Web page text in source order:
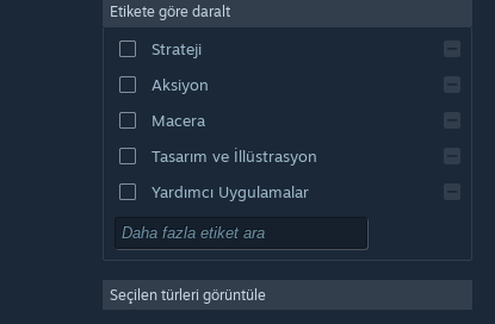
Etikete göre daralt
Strateji
Aksiyon
Macera
Tasarım ve İllüstrasyon
Yardımcı Uygulamalar
Oynaması Ücretsiz
Devasa Çok Oyunculu
Seçilen türleri görüntüle